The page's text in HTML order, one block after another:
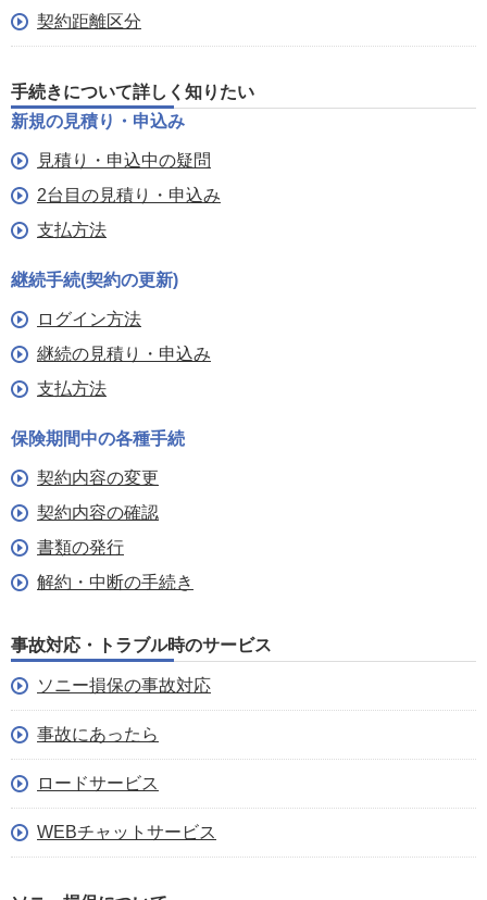
契約距離区分
手続きについて詳しく知りたい
新規の見積り・申込み
見積り・申込中の疑問
2台目の見積り・申込み
支払方法
保険期間中の各種手続
契約内容の変更
契約内容の確認
書類の発行
解約・中断の手続き
継続手続(契約の更新)
ログイン方法
継続の見積り・申込み
支払方法
事故対応・トラブル時のサービス
ソニー損保の事故対応
事故にあったら
ロードサービス
WEBチャットサービス